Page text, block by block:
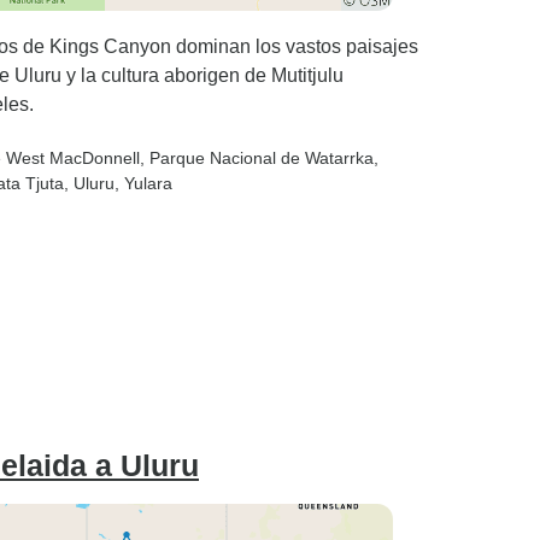
de Kings Canyon dominan los vastos paisajes
Uluru y la cultura aborigen de Mutitjulu
MacDonnell , Parque Nacional de Watarrka
Tjuta , Uluru , Yulara
a Uluru